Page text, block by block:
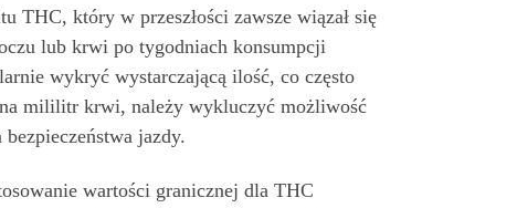
THC, który w przeszłości zawsze wiązał się
lub krwi po tygodniach konsumpcji
wykryć wystarczającą ilość, co często
na mililitr krwi, należy wykluczyć możliwość
jazdy.
wartości granicznej dla THC